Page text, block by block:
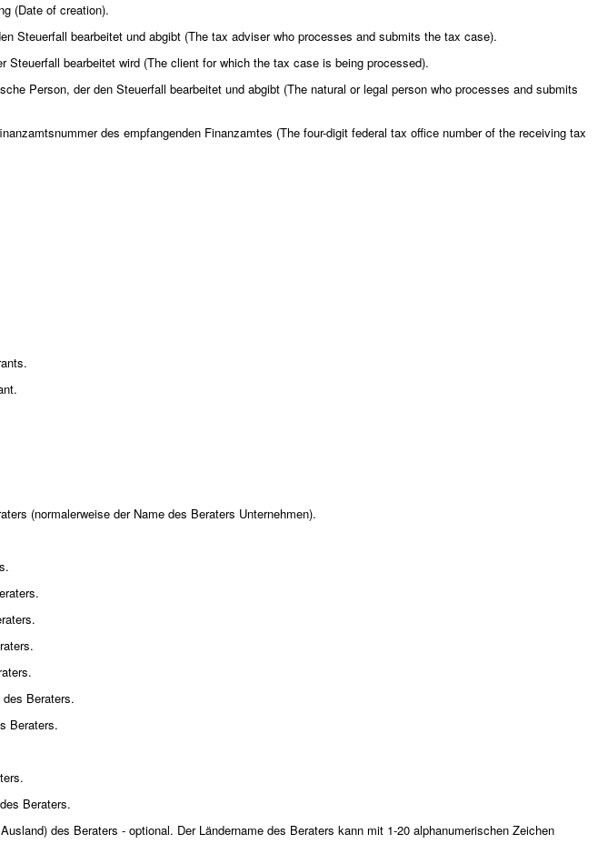
(Date of creation).
Steuerfall bearbeitet und abgibt (The tax adviser who processes and submits the tax case).
Steuerfall bearbeitet wird (The client for which the tax case is being processed).
Person, der den Steuerfall bearbeitet und abgibt (The natural or legal person who processes and submits
des empfangenden Finanzamtes (The four-digit federal tax office number of the receiving tax
(normalerweise der Name des Beraters Unternehmen).
Beraters.
Beraters.
Beraters.
des Beraters - optional. Der Ländername des Beraters kann mit 1-20 alphanumerischen Zeichen